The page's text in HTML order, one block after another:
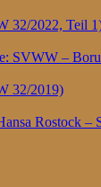
32/2022, Teil
SVWW –
32/2019)
Rostock –